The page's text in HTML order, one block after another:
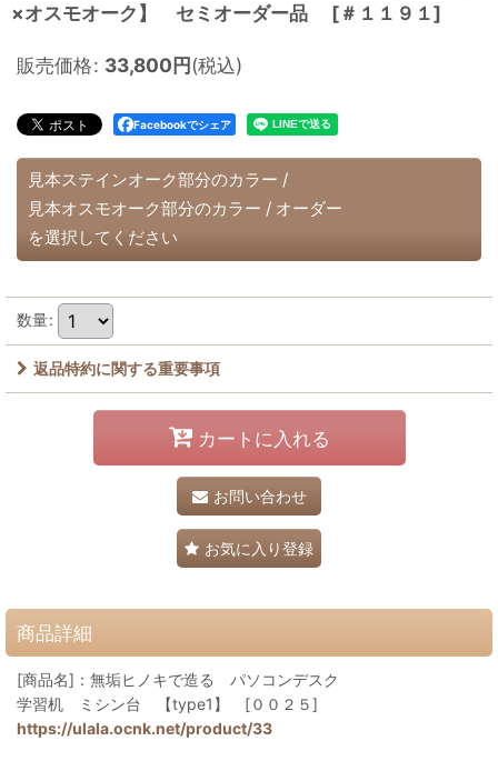
×オスモオーク】 セミオーダー品
[＃１１９１]
販売価格: 33,800円(税込)
Facebookでシェア
見本ステインオーク部分のカラー /
見本オスモオーク部分のカラー / オーダー
を選択してください
数量:
返品特約に関する重要事項
カートに入れる
お問い合わせ
お気に入り登録
商品詳細
[商品名]：無垢ヒノキで造る パソコンデスク
学習机 ミシン台 【type1】 [００２５]
https://ulala.ocnk.net/product/33